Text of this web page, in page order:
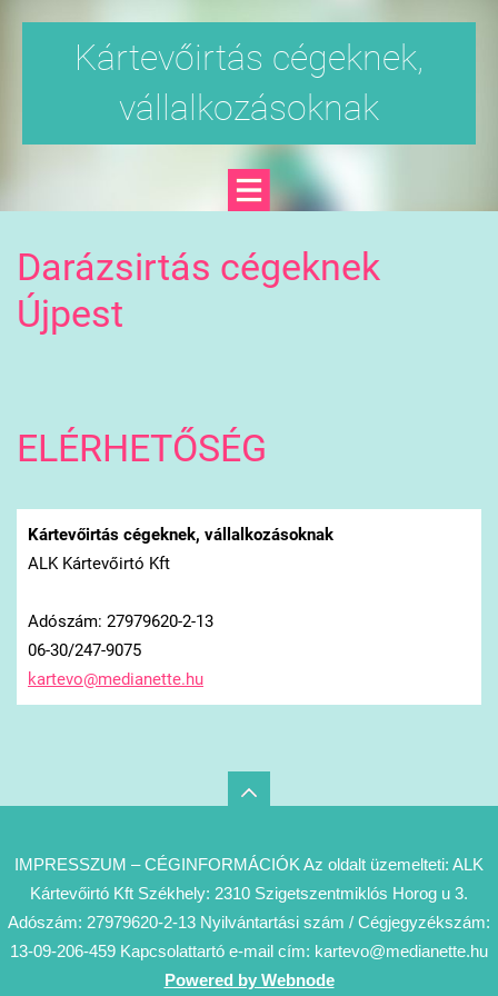
Kártevőirtás cégeknek,
vállalkozásoknak
Darázsirtás cégeknek
Újpest
ELÉRHETŐSÉG
Kártevőirtás cégeknek, vállalkozásoknak
ALK Kártevőirtó Kft
Adószám: 27979620-2-13
06-30/247-9075
kartevo@medianette.hu
IMPRESSZUM – CÉGINFORMÁCIÓK Az oldalt üzemelteti: ALK
Kártevőirtó Kft Székhely: 2310 Szigetszentmiklós Horog u 3.
Adószám: 27979620-2-13 Nyilvántartási szám / Cégjegyzékszám:
13-09-206-459 Kapcsolattartó e-mail cím: kartevo@medianette.hu
Powered by Webnode